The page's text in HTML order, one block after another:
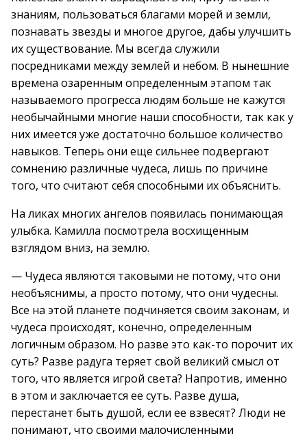
знаниям, пользоваться благами морей и земли,
познавать звезды и многое другое, дабы улучшить
их существование. Мы всегда служили
посредниками между землей и небом. В нынешние
времена озаренным определенным этапом так
называемого прогресса людям больше не кажутся
необычайными многие наши способности, так как у
них имеется уже достаточно большое количество
навыков. Теперь они еще сильнее подвергают
сомнению различные чудеса, лишь по причине
того, что считают себя способными их объяснить.
На ликах многих ангелов появилась понимающая
улыбка. Камилла посмотрела восхищенным
взглядом вниз, на землю.
— Чудеса являются таковыми не потому, что они
необъяснимы, а просто потому, что они чудесны.
Все на этой планете подчиняется своим законам, и
чудеса происходят, конечно, определенным
логичным образом. Но разве это как-то порочит их
суть? Разве радуга теряет свой великий смысл от
того, что является игрой света? Напротив, именно
в этом и заключается ее суть. Разве душа,
перестанет быть душой, если ее взвесят? Люди не
понимают, что своими малочисленными